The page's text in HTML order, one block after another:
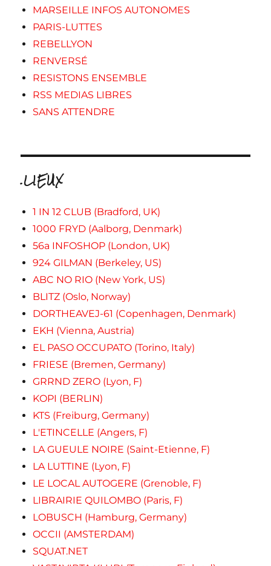
MARSEILLE INFOS AUTONOMES
PARIS-LUTTES
REBELLYON
RENVERSÉ
RESISTONS ENSEMBLE
RSS MEDIAS LIBRES
SANS ATTENDRE
.LIEUX
1 IN 12 CLUB (Bradford, UK)
1000 FRYD (Aalborg, Denmark)
56a INFOSHOP (London, UK)
924 GILMAN (Berkeley, US)
ABC NO RIO (New York, US)
BLITZ (Oslo, Norway)
DORTHEAVEJ-61 (Copenhagen, Denmark)
EKH (Vienna, Austria)
EL PASO OCCUPATO (Torino, Italy)
FRIESE (Bremen, Germany)
GRRND ZERO (Lyon, F)
KOPI (BERLIN)
KTS (Freiburg, Germany)
L'ETINCELLE (Angers, F)
LA GUEULE NOIRE (Saint-Etienne, F)
LA LUTTINE (Lyon, F)
LE LOCAL AUTOGERE (Grenoble, F)
LIBRAIRIE QUILOMBO (Paris, F)
LOBUSCH (Hamburg, Germany)
OCCII (AMSTERDAM)
SQUAT.NET